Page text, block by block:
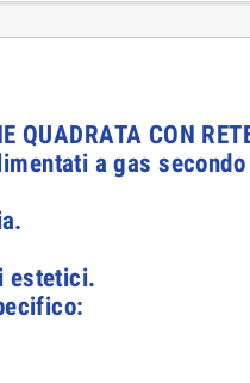
QUADRATA CON
a gas
estetici.